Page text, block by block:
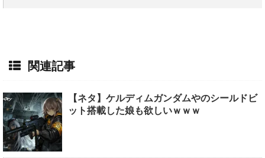
関連記事
【ネタ】ケルディムガンダムやのシールドビ
ット搭載した娘も欲しいｗｗｗ